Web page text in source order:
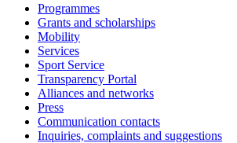
Programmes
Grants and scholarships
Mobility
Services
Sport Service
Transparency Portal
Alliances and networks
Press
Communication contacts
Inquiries, complaints and suggestions